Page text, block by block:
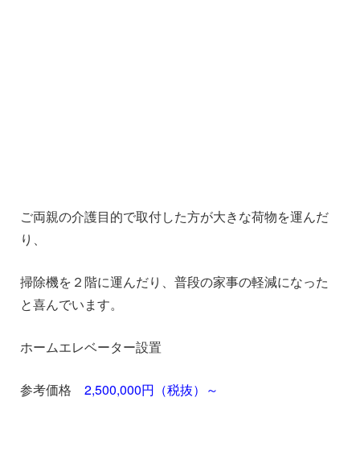
ご両親の介護目的で取付した方が大きな荷物を運んだ
り、
掃除機を２階に運んだり、普段の家事の軽減になった
と喜んでいます。
ホームエレベーター設置
参考価格 2,500,000円（税抜）～